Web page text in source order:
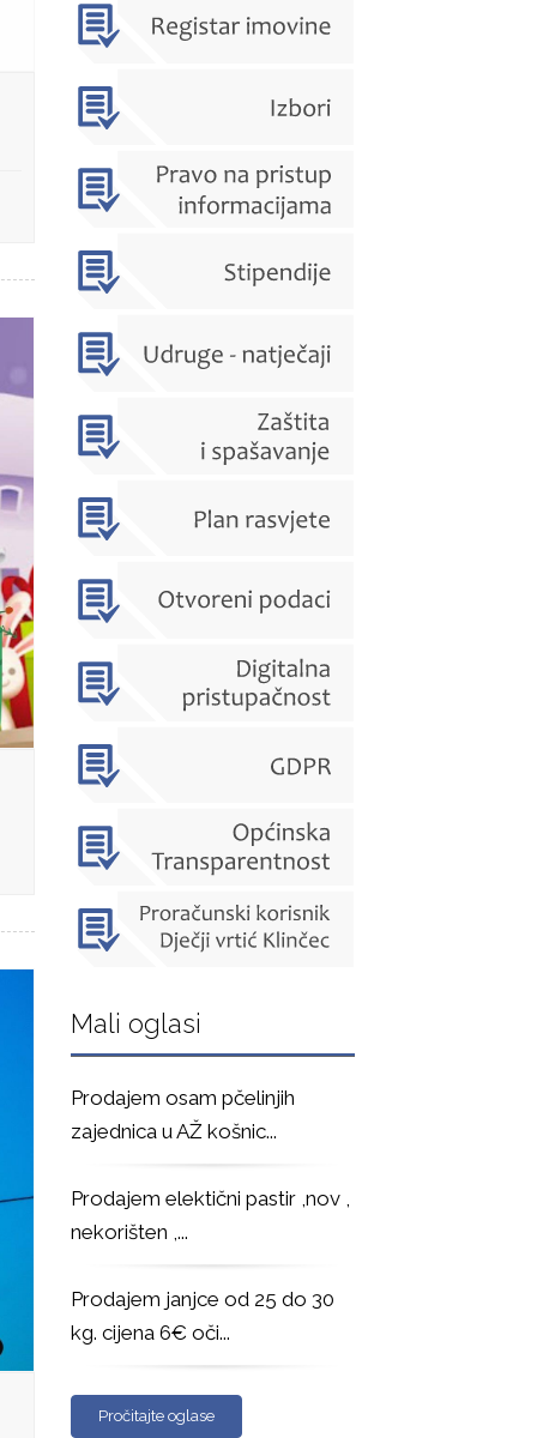
Mali oglasi
Prodajem osam pčelinjih
zajednica u AŽ košnic...
Prodajem elektični pastir ,nov ,
nekorišten ,...
Prodajem janjce od 25 do 30
kg. cijena 6€ oči...
Pročitajte oglase